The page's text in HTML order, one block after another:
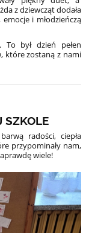
z dziewcząt dodała
i młodzieńczą
To był dzień pełen
które zostaną z nami
SZKOLE
radości, ciepła
przypominały nam,
wiele!